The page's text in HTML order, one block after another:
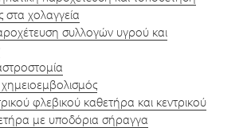
χολαγγεία
συλλογών υγρού και
φλεβικού καθετήρα και κεντρικού
με υποδόρια σήραγγα